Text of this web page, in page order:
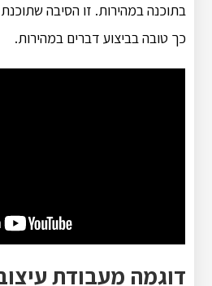
בתוכנה במהירות. זו הסיבה
כך טובה בביצוע דברים במהירות.
דוגמה מעבודת